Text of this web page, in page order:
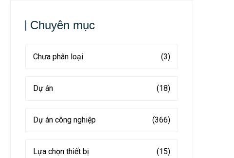
Chuyên mục
Chưa phân loại (3)
Dự án (18)
Dự án công nghiệp (366)
Lựa chọn thiết bị (15)